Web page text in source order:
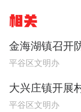
相关
金海湖镇召开
平谷区文明办
大兴庄镇开展
平谷区文明办